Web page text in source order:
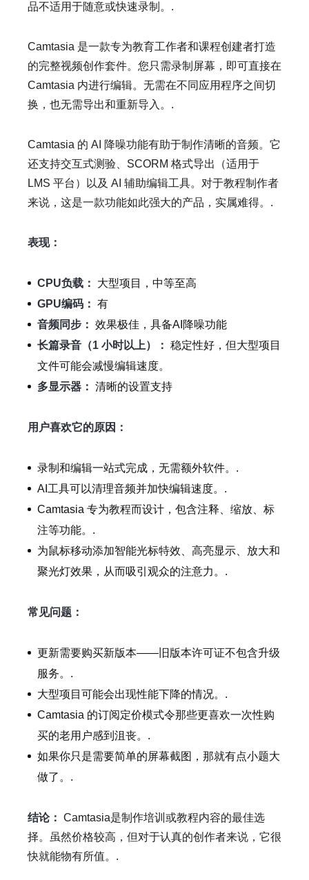
品不适用于随意或快速录制。.
Camtasia 是一款专为教育工作者和课程创建者打造
的完整视频创作套件。您只需录制屏幕，即可直接在
Camtasia 内进行编辑。无需在不同应用程序之间切
换，也无需导出和重新导入。.
Camtasia 的 AI 降噪功能有助于制作清晰的音频。它
还支持交互式测验、SCORM 格式导出（适用于
LMS 平台）以及 AI 辅助编辑工具。对于教程制作者
来说，这是一款功能如此强大的产品，实属难得。.
表现：
CPU负载：
大型项目，中等至高
GPU编码： 有
音频同步： 效果极佳，具备AI降噪功能
长篇录音（1 小时以上）： 稳定性好，但大型项目
文件可能会减慢编辑速度。
多显示器： 清晰的设置支持
用户喜欢它的原因：
录制和编辑一站式完成，无需额外软件。.
AI工具可以清理音频并加快编辑速度。.
Camtasia 专为教程而设计，包含注释、缩放、标
注等功能。.
为鼠标移动添加智能光标特效、高亮显示、放大和
聚光灯效果，从而吸引观众的注意力。.
常见问题：
更新需要购买新版本——旧版本许可证不包含升级
服务。.
大型项目可能会出现性能下降的情况。.
Camtasia 的订阅定价模式令那些更喜欢一次性购
买的老用户感到沮丧。.
如果你只是需要简单的屏幕截图，那就有点小题大
做了。.
结论： Camtasia是制作培训或教程内容的最佳选
择。虽然价格较高，但对于认真的创作者来说，它很
快就能物有所值。.